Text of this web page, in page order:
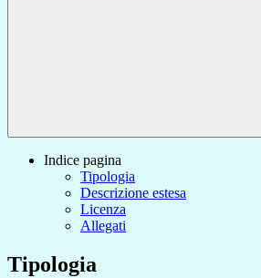
Indice pagina
Tipologia
Descrizione estesa
Licenza
Allegati
Tipologia